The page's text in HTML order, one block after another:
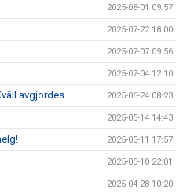
2025-08-01 09:57
2025-07-22 18:00
2025-07-07 09:56
2025-07-04 12:10
avgjordes 2025-06-24 08:23
2025-05-14 14:43
2025-05-11 17:57
2025-05-10 22:01
2025-04-28 10:20